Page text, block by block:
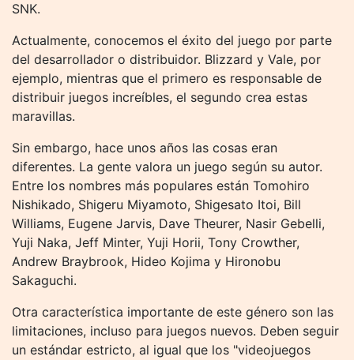
SNK.
Actualmente, conocemos el éxito del juego por parte
del desarrollador o distribuidor. Blizzard y Vale, por
ejemplo, mientras que el primero es responsable de
distribuir juegos increíbles, el segundo crea estas
maravillas.
Sin embargo, hace unos años las cosas eran
diferentes. La gente valora un juego según su autor.
Entre los nombres más populares están Tomohiro
Nishikado, Shigeru Miyamoto, Shigesato Itoi, Bill
Williams, Eugene Jarvis, Dave Theurer, Nasir Gebelli,
Yuji Naka, Jeff Minter, Yuji Horii, Tony Crowther,
Andrew Braybrook, Hideo Kojima y Hironobu
Sakaguchi.
Otra característica importante de este género son las
limitaciones, incluso para juegos nuevos. Deben seguir
un estándar estricto, al igual que los "videojuegos